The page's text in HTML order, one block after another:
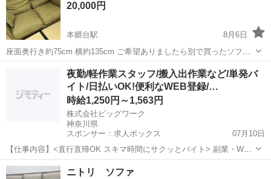
20,000円
本郷台駅
8月6日
座面奥行き約75cm 横約135cm ご希望ありましたら別で買ったソファ
ーカバーもおつけします。 配送の場合はオンライン決済に変更して+2
万追加いたします
横浜市 本郷台駅 ソファ 10万
夜勤/軽作業スタッフ/搬入出作業など/単発バ
イト/日払いOK!便利なWEB登録/…
時給1,250円～1,563円
株式会社ビッグワーク
神奈川県
スポンサー：求人ボックス
07月10日
【仕事内容】<直行直帰OK スキマ時間にサクッとバイト> 副業・Wワ
ーク大歓迎!好きなときだけ働ける/ 夜間に稼げる!カンタン搬入搬出作
業スタッフ大募集 10代～30代の男性活躍中! 休職中の方、大学生、フ
アルバイト・パート
ニトリ ソファ